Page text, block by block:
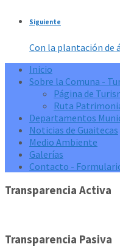
Siguiente
Con la plantación de
Inicio
Sobre la Comuna -
Página de
Ruta
Departamentos
Noticias de Guaitecas
Medio Ambiente
Galerías
Contacto -
Transparencia Activa
Transparencia Pasiva